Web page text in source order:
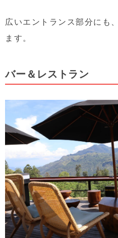
広いエントランス部分にも
ます。
バー＆レストラン